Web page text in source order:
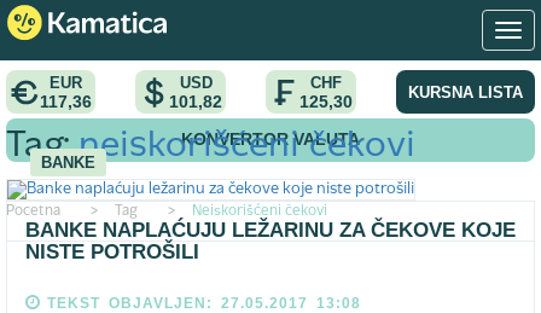
EUR
117,36
USD
101,82
CHF
125,30 KURSNA LISTA
KONVERTOR VALUTA
Pocetna > Tag > Neiskorišćeni čekovi
Tag:neiskorišćeni čekovi
BANKE
BANKE NAPLAĆUJU LEŽARINU ZA ČEKOVE KOJE
NISTE POTROŠILI
TEKST OBJAVLJEN: 27.05.2017 13:08